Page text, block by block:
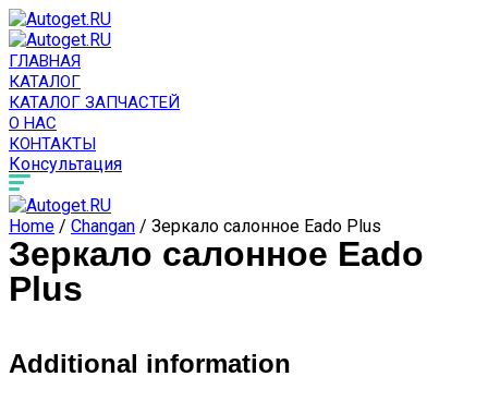
ГЛАВНАЯ
КАТАЛОГ
КАТАЛОГ ЗАПЧАСТЕЙ
О НАС
КОНТАКТЫ
Консультация
Home / Changan / Зеркало салонное Eado Plus
Зеркало салонное Eado
Plus
Additional information